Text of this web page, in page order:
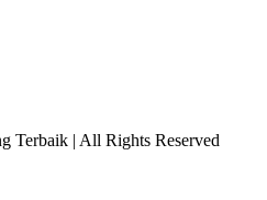
Terbaik | All Rights Reserved